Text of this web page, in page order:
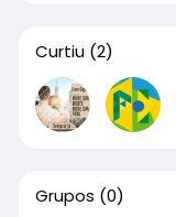
Curtiu (2)
Grupos (0)